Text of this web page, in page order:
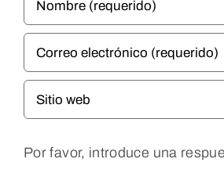
Por favor, introduce una